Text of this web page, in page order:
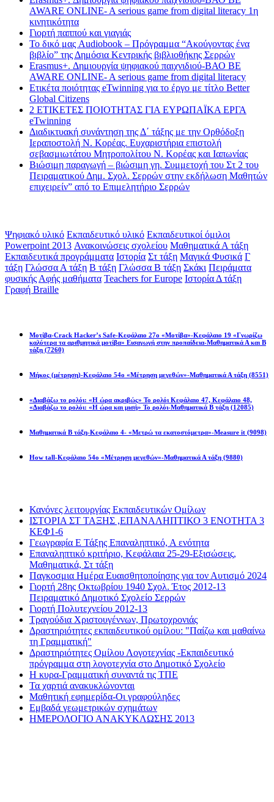
AWARE ONLINE- A serious game from digital literacy 1η
κινητικότητα
Γιορτή παππού και γιαγιάς
Το δικό μας Audiobook – Πρόγραμμα “Ακούγοντας ένα
βιβλίο” της Δημόσια Κεντρικής βιβλιοθήκης Σερρών
Erasmus+. Δημιουργία ψηφιακού παιχνιδιού-ΒΑΟ BE
AWARE ONLINE- A serious game from digital literacy
Ετικέτα ποιότητας eTwinning για το έργο με τίτλο Better
Global Citizens
2 ΕΤΙΚΕΤΕΣ ΠΟΙΟΤΗΤΑΣ ΓΙΑ ΕΥΡΩΠΑΪΚΑ ΕΡΓΑ
eTwinning
Διαδικτυακή συνάντηση της Δ΄ τάξης με την Ορθόδοξη
Ιεραποστολή Ν. Κορέας. Ευχαριστήρια επιστολή
σεβασμιωτάτου Μητροπολίτου Ν. Κορέας και Ιαπωνίας
Βιώσιμη παραγωγή – βιώσιμη γη. Συμμετοχή του Στ 2 του
Πειραματικού Δημ. Σχολ. Σερρών στην εκδήλωση Μαθητών
επιχειρείν” από το Επιμελητήριο Σερρών
Ψηφιακό υλικό Εκπαιδευτικό υλικό Εκπαιδευτικοί όμιλοι
Powerpoint 2013 Ανακοινώσεις σχολείου Μαθηματικά Α τάξη
Εκπαιδευτικά προγράμματα Ιστορία Στ τάξη Μαγικά Φυσικά Γ
τάξη Γλώσσα Α τάξη Β τάξη Γλώσσα Β τάξη Σκάκι Πειράματα
φυσικής Αφής μαθήματα Teachers for Europe Ιστορία Δ τάξη
Γραφή Braille
Μοτίβα-Crack Hacker’s Safe-Κεφάλαιο 27ο «Μοτίβα»-Κεφάλαιο 19 «Γνωρίζω
καλύτερα τα αριθμητικά μοτίβα» Εισαγωγή στην προπαίδεια-Μαθηματικά Α και Β
τάξη (7260)
Μήκος (μέτρηση)-Κεφάλαιο 54ο «Μέτρηση μεγεθών»-Μαθηματικά Α τάξη (8551)
«Διαβάζω το ρολόι: «Η ώρα ακριβώς» Το ρολόι Κεφάλαιο 47, Κεφάλαιο 48,
«Διαβάζω το ρολόι: «Η ώρα και μισή» Το ρολόι-Μαθηματικά Β τάξη (12085)
Μαθηματικά Β τάξη-Κεφάλαιο 4- «Μετρώ τα εκατοστόμετρα»-Measure it (9098)
How tall-Κεφάλαιο 54ο «Μέτρηση μεγεθών»-Μαθηματικά Α τάξη (9880)
Κανόνες λειτουργίας Εκπαιδευτικών Ομίλων
ΙΣΤΟΡΙΑ ΣΤ ΤΑΞΗΣ ,ΕΠΑΝΑΛΗΠΤΙΚΟ 3 ΕΝΟΤΗΤΑ 3
ΚΕΦ1-6
Γεωγραφία Ε Τάξης Επαναληπτικό, Α ενότητα
Επαναληπτικό κριτήριο, Κεφάλαια 25-29-Εξισώσεις,
Μαθηματικά, Στ τάξη
Παγκοσμια Ημέρα Ευαισθητοποίησης για τον Αυτισμό 2024
Γιορτή 28ης Οκτωβρίου 1940 Σχολ. Έτος 2012-13
Πειραματικό Δημοτικό Σχολείο Σερρών
Γιορτή Πολυτεχνείου 2012-13
Τραγούδια Χριστουγέννων, Πρωτοχρονιάς
Δραστηριότητες εκπαιδευτικού ομίλου: "Παίζω και μαθαίνω
τη Γραμματική"
Δραστηριότητες Ομίλου Λογοτεχνίας -Εκπαιδευτικό
πρόγραμμα στη λογοτεχνία στο Δημοτικό Σχολείο
Η κυρα-Γραμματική συναντά τις ΤΠΕ
Τα χαρτιά ανακυκλώνονται
Μαθητική εφημερίδα-Οι γραφούληδες
Εμβαδά γεωμετρικών σχημάτων
ΗΜΕΡΟΛΟΓΙΟ ΑΝΑΚΥΚΛΩΣΗΣ 2013